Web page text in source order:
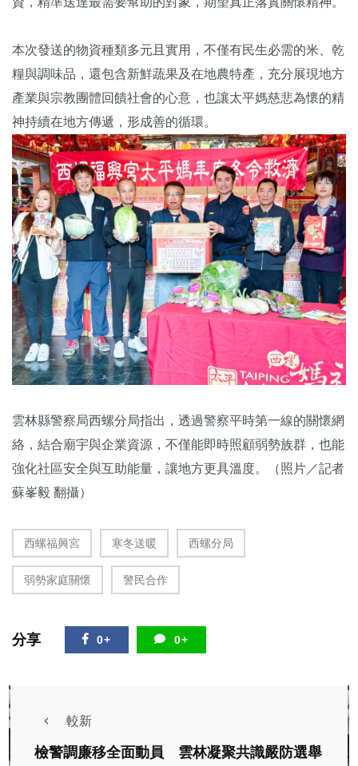
本次發送的物資種類多元且實用，不僅有民生必需的米、乾
糧與調味品，還包含新鮮蔬果及在地農特產，充分展現地方
產業與宗教團體回饋社會的心意，也讓太平媽慈悲為懷的精
神持續在地方傳遞，形成善的循環。
雲林縣警察局西螺分局指出，透過警察平時第一線的關懷網
絡，結合廟宇與企業資源，不僅能即時照顧弱勢族群，也能
強化社區安全與互助能量，讓地方更具溫度。（照片／記者
蘇峯毅 翻攝）
西螺福興宮 寒冬送暖 西螺分局
弱勢家庭關懷 警民合作
分享 0+ 0+
較新
檢警調廉移全面動員 雲林凝聚共識嚴防選舉